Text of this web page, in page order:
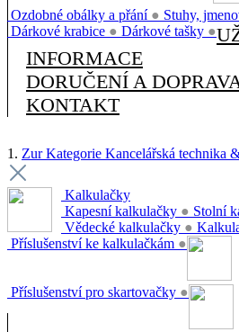
Ozdobné obálky a přání ● Stuhy,
Dárkové krabice ● Dárkové tašky ●
INFORMACE
DORUČENÍ A
KONTAKT
1. Zur Kategorie Kancelářská technika
Kalkulačky
Kapesní kalkulačky ● Stolní
Vědecké kalkulačky ●
Příslušenství ke kalkulačkám ●
Příslušenství pro skartovačky ●